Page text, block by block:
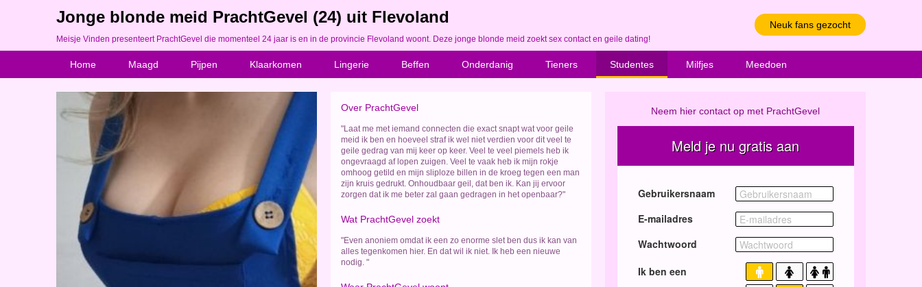
Neuk fans gezocht
Jonge blonde meid PrachtGevel (24) uit Flevoland
Meisje Vinden presenteert PrachtGevel die momenteel 24 jaar is en in de provincie Flevoland woont. Deze jonge blonde meid zoekt sex contact en geile dating!
Home Maagd Pijpen Klaarkomen Lingerie Beffen Onderdanig Tieners Studentes Milfjes Meedoen
Over PrachtGevel
"Laat me met iemand connecten die exact snapt wat voor geile
meid ik ben en hoeveel straf ik wel niet verdien voor dit veel te
geile gedrag van mij keer op keer. Veel te veel piemels heb ik
ongevraagd af lopen zuigen. Veel te vaak heb ik mijn rokje
omhoog getild en mijn sliploze billen in de kroeg tegen een man
zijn kruis gedrukt. Onhoudbaar geil, dat ben ik. Kan jij ervoor
zorgen dat ik me beter zal gaan gedragen in het openbaar?"
Wat PrachtGevel zoekt
"Even anoniem omdat ik een zo enorme slet ben dus ik kan van
alles tegenkomen hier. En dat wil ik niet. Ik heb een nieuwe
nodig. "
Neem hier contact op met PrachtGevel